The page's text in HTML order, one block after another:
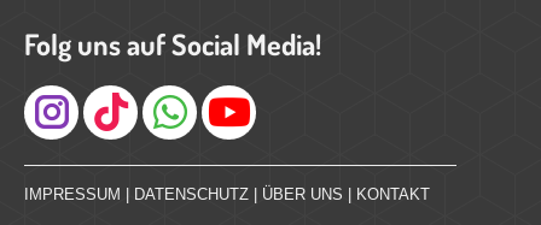
Folg uns auf Social Media!
Instagram
IMPRESSUM | DATENSCHUTZ | ÜBER UNS | KONTAKT